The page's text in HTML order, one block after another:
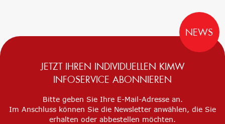
NEWS
JETZT IHREN INDIVIDUELLEN KIMW
INFOSERVICE ABONNIEREN
Bitte geben Sie Ihre E-Mail-Adresse an.
Im Anschluss können Sie die Newsletter anwählen, die Sie
erhalten oder abbestellen möchten.